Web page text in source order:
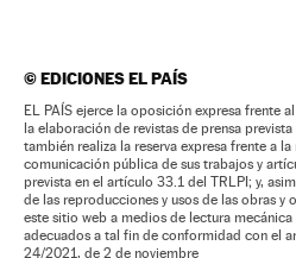
©EDICIONES EL PAÍS
EL PAÍS ejerce la oposición expresa frente
la elaboración de revistas de prensa
también realiza la reserva expresa frente a
comunicación pública de sus trabajos y
prevista en el artículo 33.1 del TRLPI; y,
de las reproducciones y usos de las obras y
este sitio web a medios de lectura
adecuados a tal fin de conformidad con el
24/2021, de 2 de noviembre